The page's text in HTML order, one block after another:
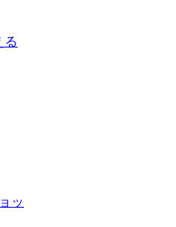
る
ッ